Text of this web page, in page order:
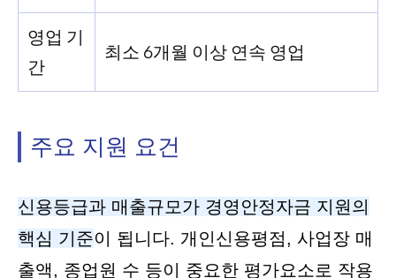
영업 기
간
최소 6개월 이상 연속 영업
주요 지원 요건
신용등급과 매출규모가 경영안정자금 지원의
핵심 기준이 됩니다. 개인신용평점, 사업장 매
출액, 종업원 수 등이 중요한 평가요소로 작용